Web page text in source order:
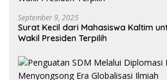
September 9, 2025
Surat Kecil dari Mahasiswa Kaltim
Wakil Presiden Terpilih